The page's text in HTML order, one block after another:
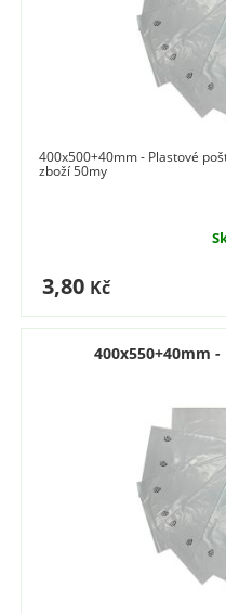
400x500+40mm - Plastové
zboží 50my
3,80 Kč
400x550+40mm